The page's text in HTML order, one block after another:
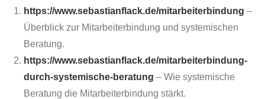
https://www.sebastianflack.de/mitarbeiterbindung –
Überblick zur Mitarbeiterbindung und systemischen
Beratung.
https://www.sebastianflack.de/mitarbeiterbindung-
durch-systemische-beratung – Wie systemische
Beratung die Mitarbeiterbindung stärkt.